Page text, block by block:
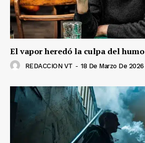
El vapor heredó la culpa del humo
REDACCION VT - 18 De Marzo De 2026